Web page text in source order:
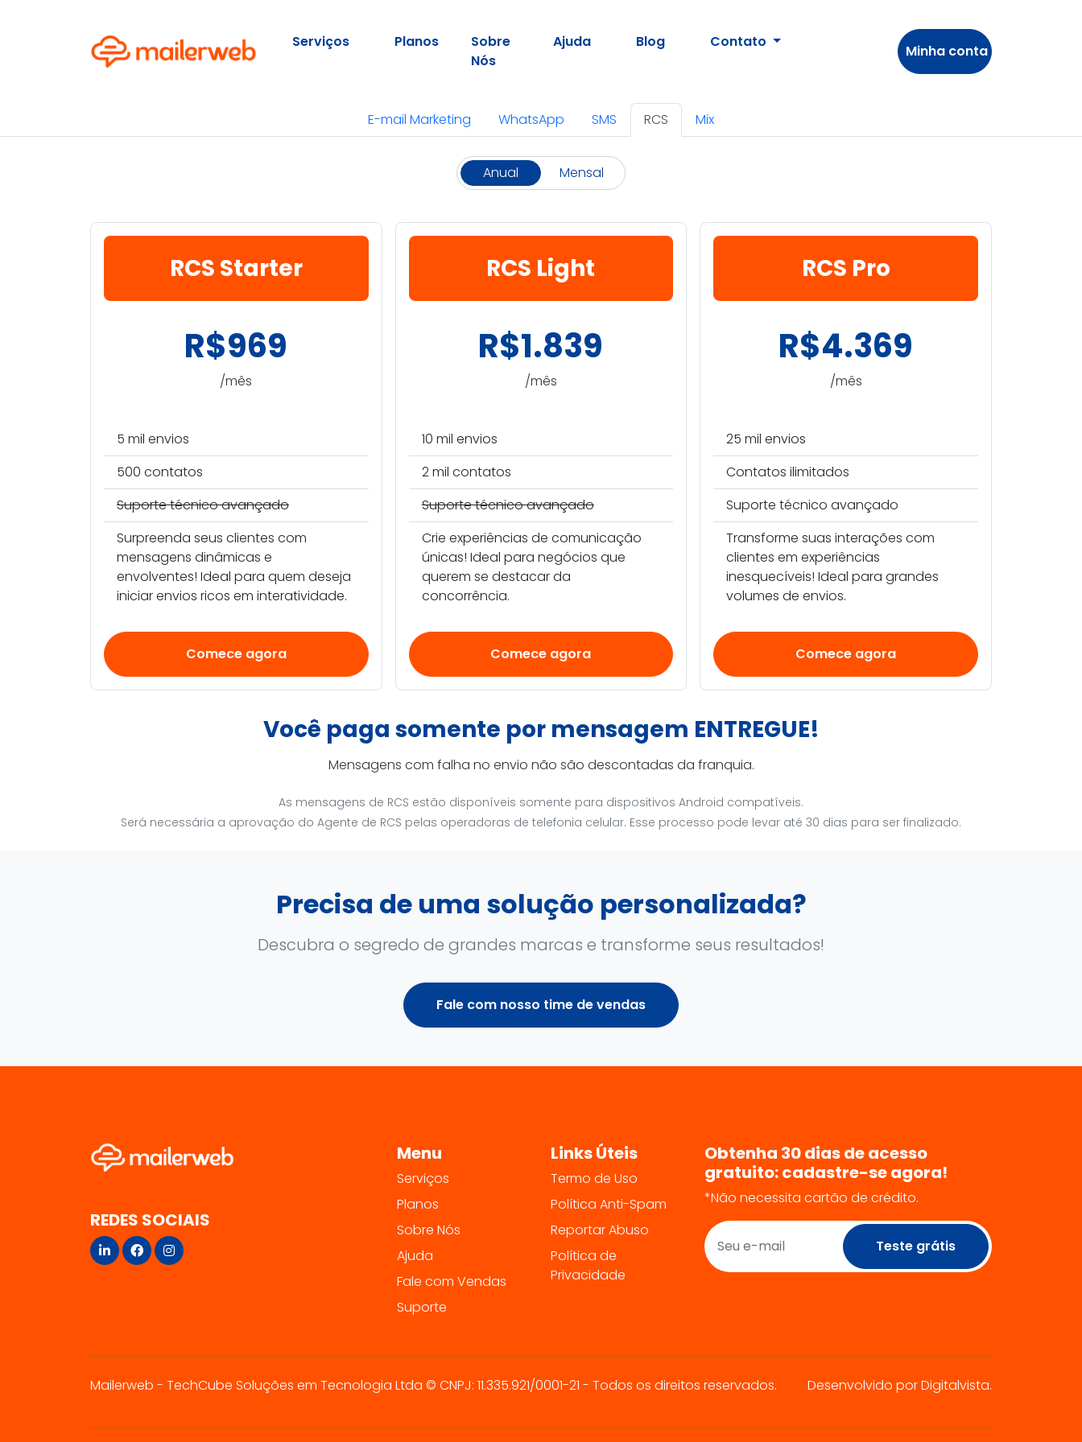
Serviços Planos
Sobre
Nós
Ajuda Blog Contato
Minha conta
E-mail Marketing WhatsApp SMS RCS Mix
Anual Mensal
RCS Starter
R$969
/mês
5 mil envios
500 contatos
Suporte técnico avançado
Surpreenda seus clientes com
mensagens dinâmicas e
envolventes! Ideal para quem deseja
iniciar envios ricos em interatividade.
Comece agora
RCS Light
R$1.839
/mês
10 mil envios
2 mil contatos
Suporte técnico avançado
Crie experiências de comunicação
únicas! Ideal para negócios que
querem se destacar da
concorrência.
Comece agora
RCS Pro
R$4.369
/mês
25 mil envios
Contatos ilimitados
Suporte técnico avançado
Transforme suas interações com
clientes em experiências
inesquecíveis! Ideal para grandes
volumes de envios.
Comece agora
Você paga somente por mensagem ENTREGUE!
Mensagens com falha no envio não são descontadas da franquia.
As mensagens de RCS estão disponíveis somente para dispositivos Android compatíveis.
Será necessária a aprovação do Agente de RCS pelas operadoras de telefonia celular. Esse processo pode levar até 30 dias para ser finalizado.
Precisa de uma solução personalizada?
Descubra o segredo de grandes marcas e transforme seus resultados!
Fale com nosso time de vendas
REDES SOCIAIS
Menu
Serviços
Planos
Sobre Nós
Ajuda
Fale com Vendas
Suporte
Links Úteis
Termo de Uso
Política Anti-Spam
Reportar Abuso
Política de
Privacidade
Obtenha 30 dias de acesso
gratuito: cadastre-se agora!
*Não necessita cartão de crédito.
Teste grátis
Mailerweb - TechCube Soluções em Tecnologia Ltda © CNPJ: 11.335.921/0001-21 - Todos os direitos reservados. Desenvolvido por Digitalvista.